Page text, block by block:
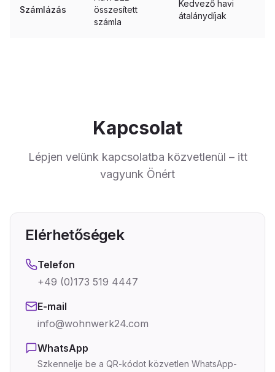
Számlázás
összesített
számla
Kedvező havi
átalánydíjak
Kapcsolat
Lépjen velünk kapcsolatba közvetlenül – itt
vagyunk Önért
Elérhetőségek
Telefon
+49 (0)173 519 4447
E-mail
info@wohnwerk24.com
WhatsApp
Szkennelje be a QR-kódot közvetlen WhatsApp-